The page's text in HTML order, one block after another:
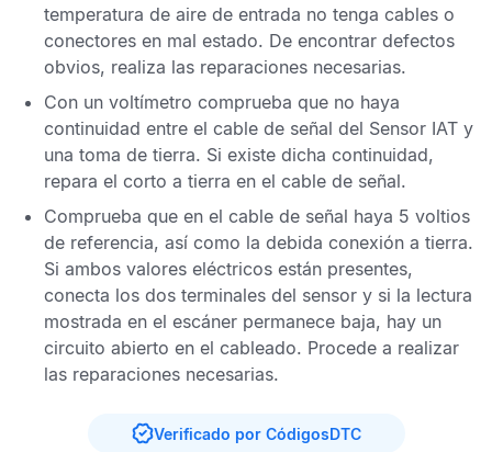
temperatura de aire de entrada no tenga cables o
conectores en mal estado. De encontrar defectos
obvios, realiza las reparaciones necesarias.
Con un voltímetro comprueba que no haya
continuidad entre el cable de señal del Sensor IAT y
una toma de tierra. Si existe dicha continuidad,
repara el corto a tierra en el cable de señal.
Comprueba que en el cable de señal haya 5 voltios
de referencia, así como la debida conexión a tierra.
Si ambos valores eléctricos están presentes,
conecta los dos terminales del sensor y si la lectura
mostrada en el escáner permanece baja, hay un
circuito abierto en el cableado. Procede a realizar
las reparaciones necesarias.
Verificado por CódigosDTC